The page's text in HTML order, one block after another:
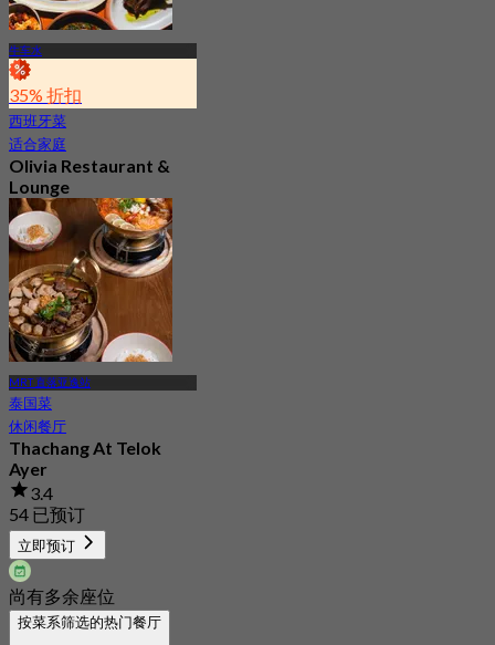
牛车水
35% 折扣
西班牙菜
适合家庭
Olivia Restaurant &
Lounge
最新
4.2
起S$ 87.5
MRT 直落亚逸站
泰国菜
休闲餐厅
Thachang At Telok
Ayer
3.4
54 已预订
起S$ 17
立即预订
尚有多余座位
按菜系筛选的热门餐厅